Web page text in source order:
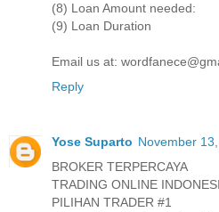
(8) Loan Amount needed:
(9) Loan Duration
Email us at:
Reply
Yose Suparto November
BROKER TERPERCAYA
TRADING ONLINE
PILIHAN TRADER #1